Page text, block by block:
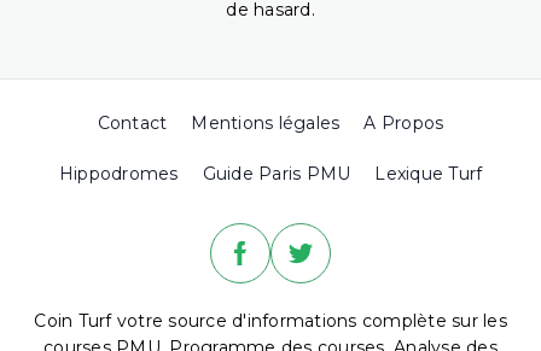
de hasard.
Contact Mentions légales A Propos
Hippodromes Guide Paris PMU Lexique Turf
Coin Turf votre source d'informations complète sur les